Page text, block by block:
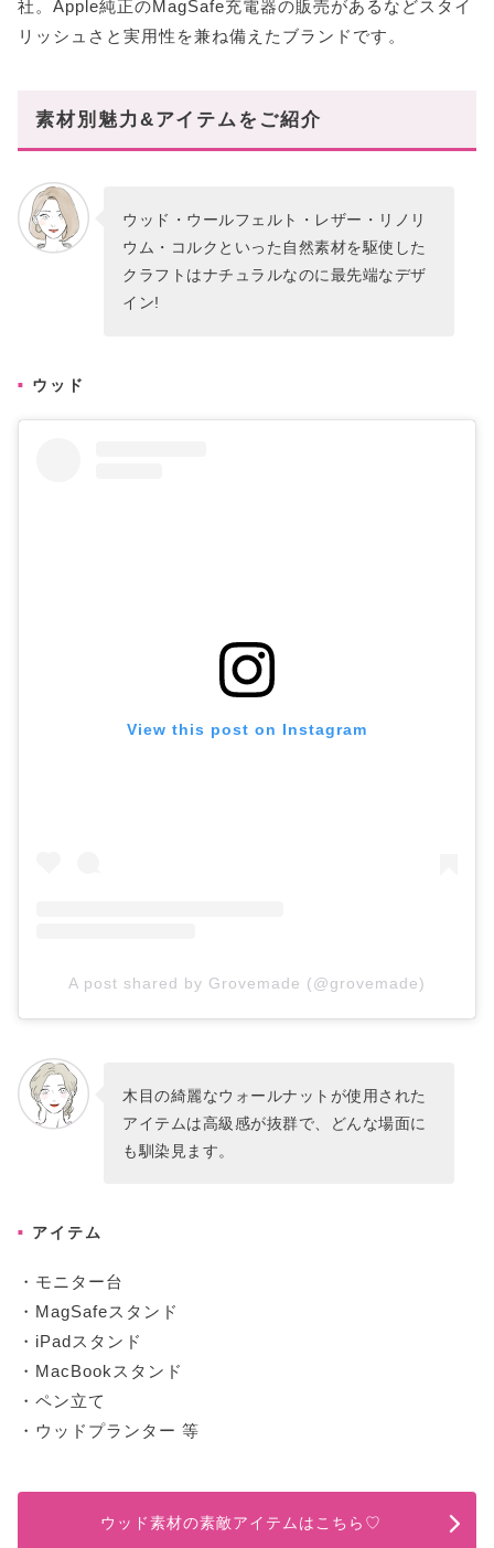
社。Apple純正のMagSafe充電器の販売があるなどスタイ
リッシュさと実用性を兼ね備えたブランドです。
素材別魅力&アイテムをご紹介
ウッド・ウールフェルト・レザー・リノリ
ウム・コルクといった自然素材を駆使した
クラフトはナチュラルなのに最先端なデザ
イン!
ウッド
View this post on Instagram
A post shared by Grovemade (@grovemade)
木目の綺麗なウォールナットが使用された
アイテムは高級感が抜群で、どんな場面に
も馴染見ます。
アイテム
・モニター台
・MagSafeスタンド
・iPadスタンド
・MacBookスタンド
・ペン立て
・ウッドプランター 等
ウッド素材の素敵アイテムはこちら♡